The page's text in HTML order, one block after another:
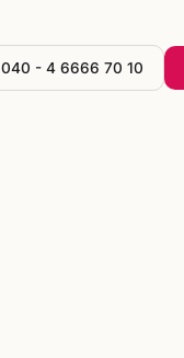
040 - 4 6666 70 10